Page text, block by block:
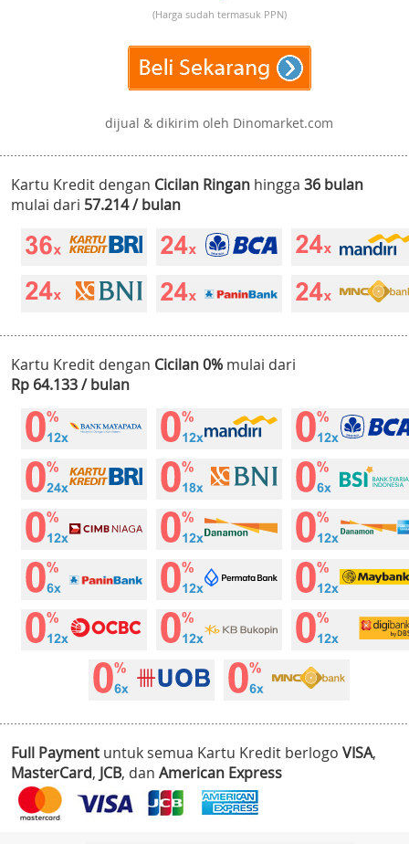
(Harga sudah termasuk PPN)
dijual & dikirim oleh Dinomarket.com
Kartu Kredit dengan Cicilan Ringan hingga 36 bulan
mulai dari 57.214 / bulan
Kartu Kredit dengan Cicilan 0% mulai dari
Rp 64.133 / bulan
Full Payment untuk semua Kartu Kredit berlogo VISA,
MasterCard, JCB, dan American Express